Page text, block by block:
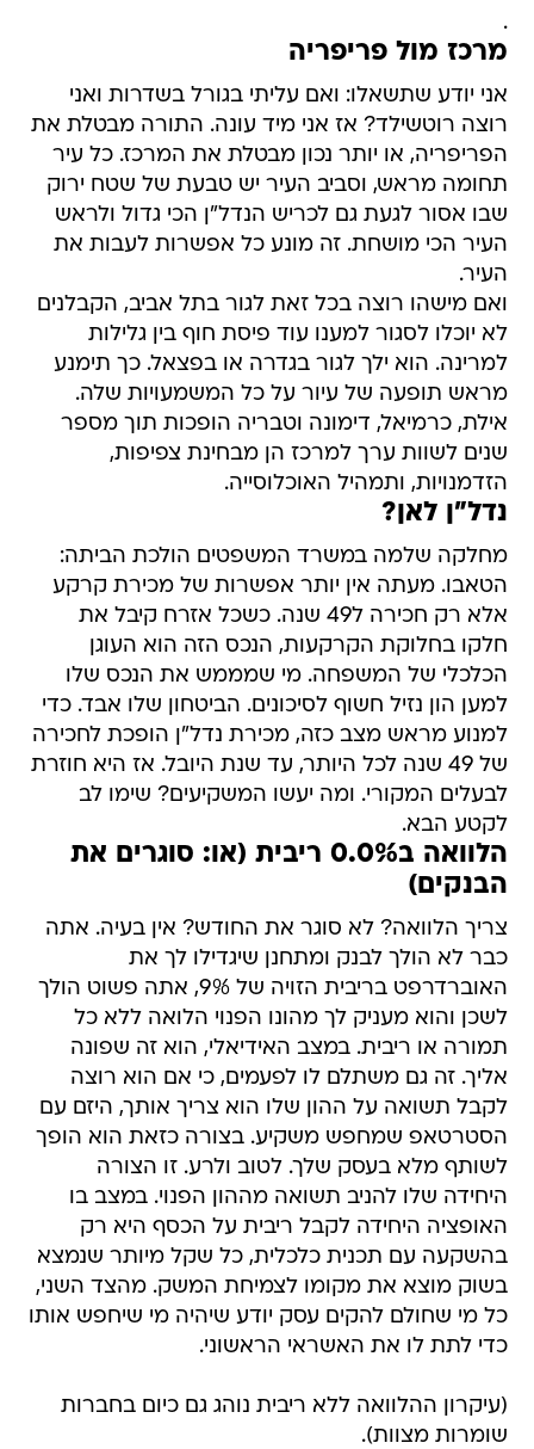
.
מרכז מול פריפריה
אני יודע שתשאלו: ואם עליתי בגורל בשדרות ואני
רוצה רוטשילד? אז אני מיד עונה. התורה מבטלת את
הפריפריה, או יותר נכון מבטלת את המרכז. כל עיר
תחומה מראש, וסביב העיר יש טבעת של שטח ירוק
שבו אסור לגעת גם לכריש הנדל"ן הכי גדול ולראש
העיר הכי מושחת. זה מונע כל אפשרות לעבות את
העיר.
ואם מישהו רוצה בכל זאת לגור בתל אביב, הקבלנים
לא יוכלו לסגור למענו עוד פיסת חוף בין גלילות
למרינה. הוא ילך לגור בגדרה או בפצאל. כך תימנע
מראש תופעה של עיור על כל המשמעויות שלה.
אילת, כרמיאל, דימונה וטבריה הופכות תוך מספר
שנים לשוות ערך למרכז הן מבחינת צפיפות,
הזדמנויות, ותמהיל האוכלוסייה.
נדל"ן לאן?
מחלקה שלמה במשרד המשפטים הולכת הביתה:
הטאבו. מעתה אין יותר אפשרות של מכירת קרקע
אלא רק חכירה ל49 שנה. כשכל אזרח קיבל את
חלקו בחלוקת הקרקעות, הנכס הזה הוא העוגן
הכלכלי של המשפחה. מי שמממש את הנכס שלו
למען הון נזיל חשוף לסיכונים. הביטחון שלו אבד. כדי
למנוע מראש מצב כזה, מכירת נדל"ן הופכת לחכירה
של 49 שנה לכל היותר, עד שנת היובל. אז היא חוזרת
לבעלים המקורי. ומה יעשו המשקיעים? שימו לב
לקטע הבא.
הלוואה ב0.0% ריבית (או: סוגרים את
הבנקים)
צריך הלוואה? לא סוגר את החודש? אין בעיה. אתה
כבר לא הולך לבנק ומתחנן שיגדילו לך את
האוברדרפט בריבית הזויה של 9%, אתה פשוט הולך
לשכן והוא מעניק לך מהונו הפנוי הלואה ללא כל
תמורה או ריבית. במצב האידיאלי, הוא זה שפונה
אליך. זה גם משתלם לו לפעמים, כי אם הוא רוצה
לקבל תשואה על ההון שלו הוא צריך אותך, היזם עם
הסטרטאפ שמחפש משקיע. בצורה כזאת הוא הופך
לשותף מלא בעסק שלך. לטוב ולרע. זו הצורה
היחידה שלו להניב תשואה מההון הפנוי. במצב בו
האופציה היחידה לקבל ריבית על הכסף היא רק
בהשקעה עם תכנית כלכלית, כל שקל מיותר שנמצא
בשוק מוצא את מקומו לצמיחת המשק. מהצד השני,
כל מי שחולם להקים עסק יודע שיהיה מי שיחפש אותו
כדי לתת לו את האשראי הראשוני.
(עיקרון ההלוואה ללא ריבית נוהג גם כיום בחברות
שומרות מצוות).